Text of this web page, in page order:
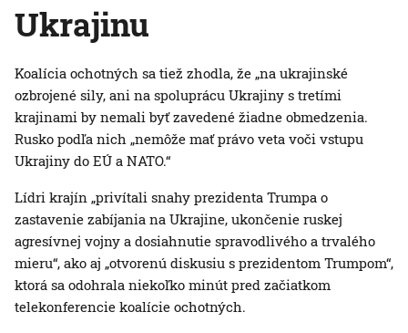
Ukrajinu
Koalícia ochotných sa tiež zhodla, že „na ukrajinské
ozbrojené sily, ani na spoluprácu Ukrajiny s tretími
krajinami by nemali byť zavedené žiadne obmedzenia.
Rusko podľa nich „nemôže mať právo veta voči vstupu
Ukrajiny do EÚ a NATO.“
Lídri krajín „privítali snahy prezidenta Trumpa o
zastavenie zabíjania na Ukrajine, ukončenie ruskej
agresívnej vojny a dosiahnutie spravodlivého a trvalého
mieru“, ako aj „otvorenú diskusiu s prezidentom Trumpom“,
ktorá sa odohrala niekoľko minút pred začiatkom
telekonferencie koalície ochotných.